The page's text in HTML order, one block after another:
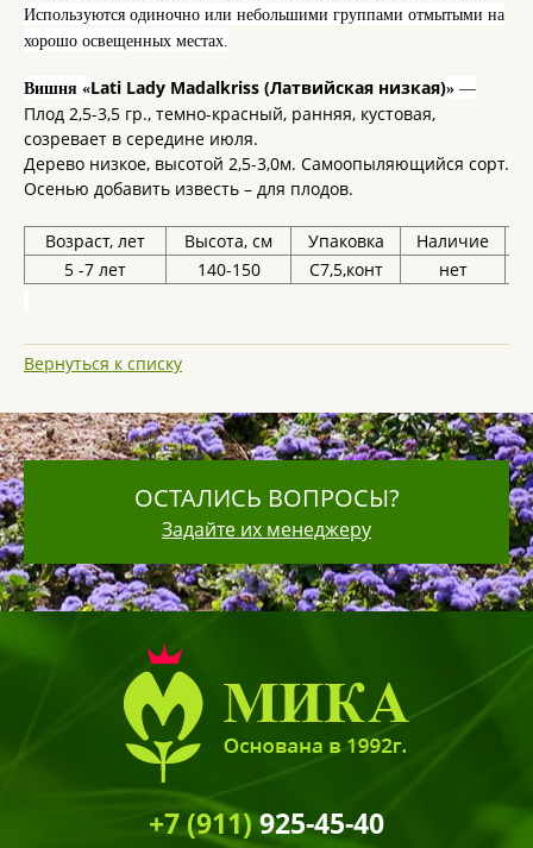
Используются одиночно или небольшими группами отмытыми на
хорошо освещенных местах.
Вишня «Lati Lady Madalkriss (Латвийская низкая)» —
Плод 2,5-3,5 гр., темно-красный, ранняя, кустовая,
созревает в середине июля.
Дерево низкое, высотой 2,5-3,0м. Самоопыляющийся сорт.
Осенью добавить известь – для плодов.
Возраст, лет Высота, см Упаковка Наличие
5 -7 лет
140-150 С7,5,конт нет
Вернуться к списку
ОСТАЛИСЬ ВОПРОСЫ?
Задайте их менеджеру
+7 (911)925-45-40